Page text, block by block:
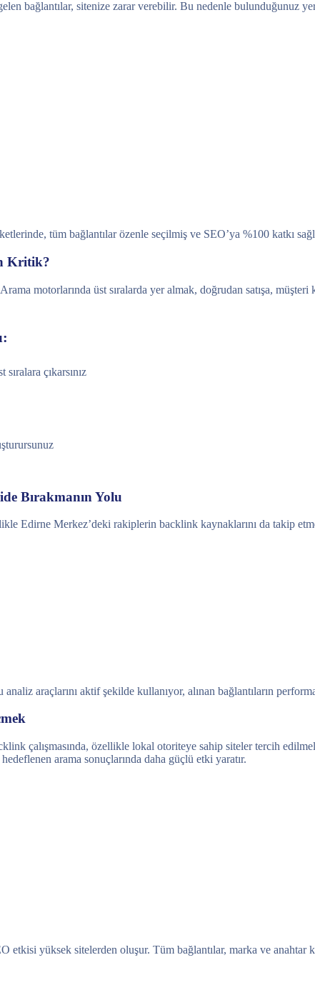
bağlantılar, sitenize zarar verebilir. Bu nedenle bulunduğunuz
tüm bağlantılar özenle seçilmiş ve SEO’ya %100 katkı
Kritik?
motorlarında üst sıralarda yer almak, doğrudan satışa,
çıkarsınız
Bırakmanın Yolu
Edirne Merkez’deki rakiplerin backlink kaynaklarını da takip
araçlarını aktif şekilde kullanıyor, alınan bağlantıların
çalışmasında, özellikle lokal otoriteye sahip siteler tercih
arama sonuçlarında daha güçlü etki yaratır.
etkisi yüksek sitelerden oluşur. Tüm bağlantılar, marka ve anahtar